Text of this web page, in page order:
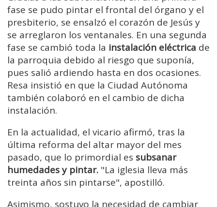
fase se pudo pintar el frontal del órgano y el
presbiterio, se ensalzó el corazón de Jesús y
se arreglaron los ventanales. En una segunda
fase se cambió toda la instalación eléctrica de
la parroquia debido al riesgo que suponía,
pues salió ardiendo hasta en dos ocasiones.
Resa insistió en que la Ciudad Autónoma
también colaboró en el cambio de dicha
instalación.
En la actualidad, el vicario afirmó, tras la
última reforma del altar mayor del mes
pasado, que lo primordial es subsanar
humedades y pintar. "La iglesia lleva más
treinta años sin pintarse", apostilló.
Asimismo, sostuvo la necesidad de cambiar